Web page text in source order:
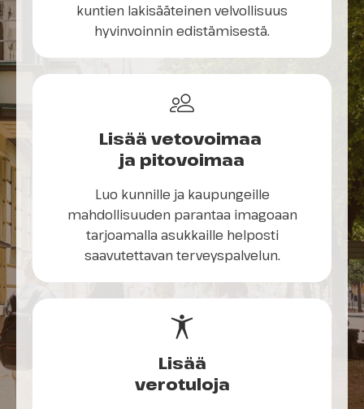
kuntien lakisääteinen velvollisuus
hyvinvoinnin edistämisestä.
Lisää vetovoimaa
ja pitovoimaa
Luo kunnille ja kaupungeille
mahdollisuuden parantaa imagoaan
tarjoamalla asukkaille helposti
saavutettavan terveyspalvelun.
Lisää
verotuloja